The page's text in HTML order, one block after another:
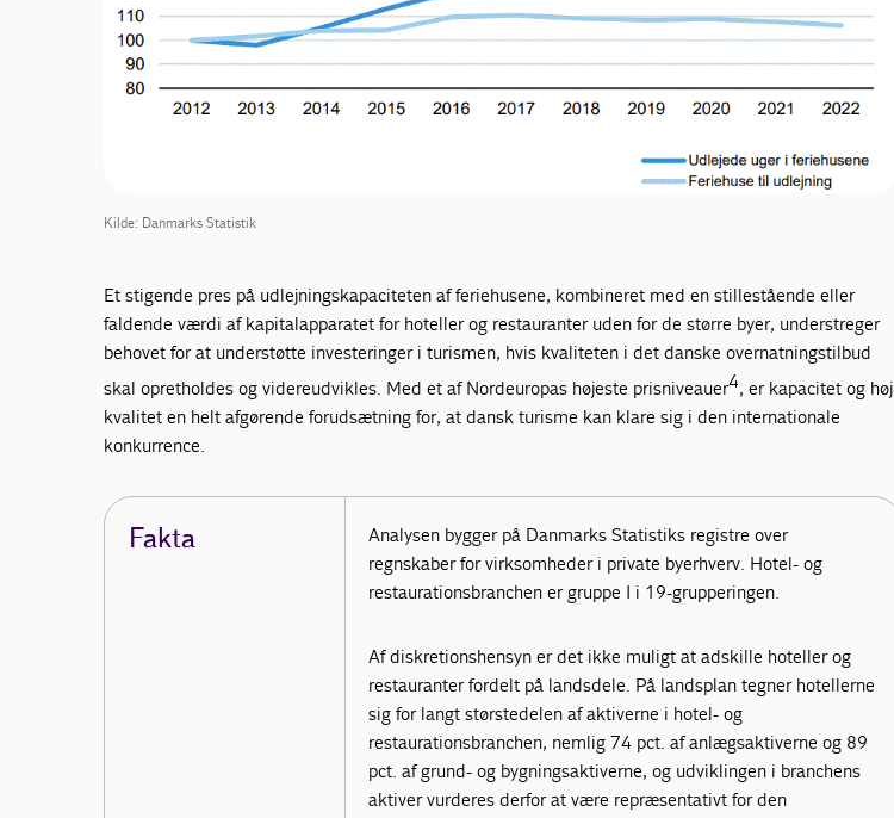
Kilde: Danmarks Statistik
Et stigende pres på udlejningskapaciteten af feriehusene, kombineret med en stillestående eller
faldende værdi af kapitalapparatet for hoteller og restauranter uden for de større byer, understreger
behovet for at understøtte investeringer i turismen, hvis kvaliteten i det danske overnatningstilbud
skal opretholdes og videreudvikles. Med et af Nordeuropas højeste prisniveauer4, er kapacitet og høj
kvalitet en helt afgørende forudsætning for, at dansk turisme kan klare sig i den internationale
konkurrence.
Fakta
Analysen bygger på Danmarks Statistiks registre over
regnskaber for virksomheder i private byerhverv. Hotel- og
restaurationsbranchen er gruppe I i 19-grupperingen.
Af diskretionshensyn er det ikke muligt at adskille hoteller og
restauranter fordelt på landsdele. På landsplan tegner hotellerne
sig for langt størstedelen af aktiverne i hotel- og
restaurationsbranchen, nemlig 74 pct. af anlægsaktiverne og 89
pct. af grund- og bygningsaktiverne, og udviklingen i branchens
aktiver vurderes derfor at være repræsentativt for den